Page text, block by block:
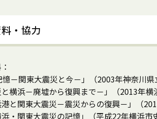
・協力
憶－関東大震災と今－」（2003年神奈川県
と横浜－廃墟から復興まで－」（2013年
港と関東大震災－震災からの復興－」（
・関東大震災の記憶」（平成22年横浜市